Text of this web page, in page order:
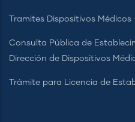
Tramites Dispositivos Médicos
Consulta Pública de
Dirección de Dispositivos
Trámite para Licencia de